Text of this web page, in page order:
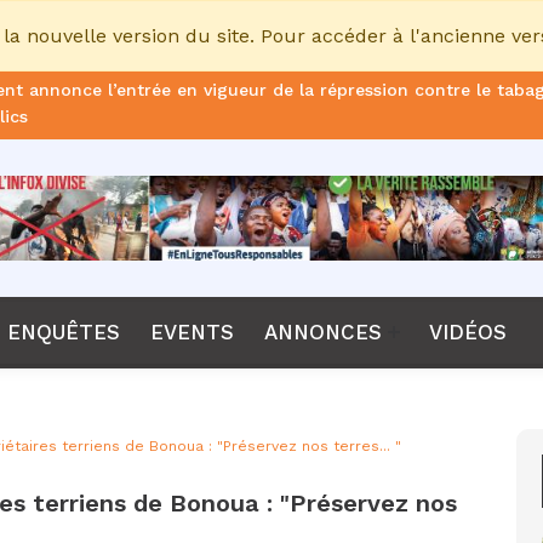
nouvelle version du site. Pour accéder à l'ancienne
annonce l’entrée en vigueur de la répression contre le
le non-renouvellement du contrat d'Emerse Faé à la tête
nouveau sélectionneur de l’équipe de France
CPI, Karim Khan, démis de ses fonctions par les États parties
ENQUÊTES EVENTS ANNONCES VIDÉOS
terriens de Bonoua : "Préservez nos terres... "
terriens de Bonoua : "Préservez nos